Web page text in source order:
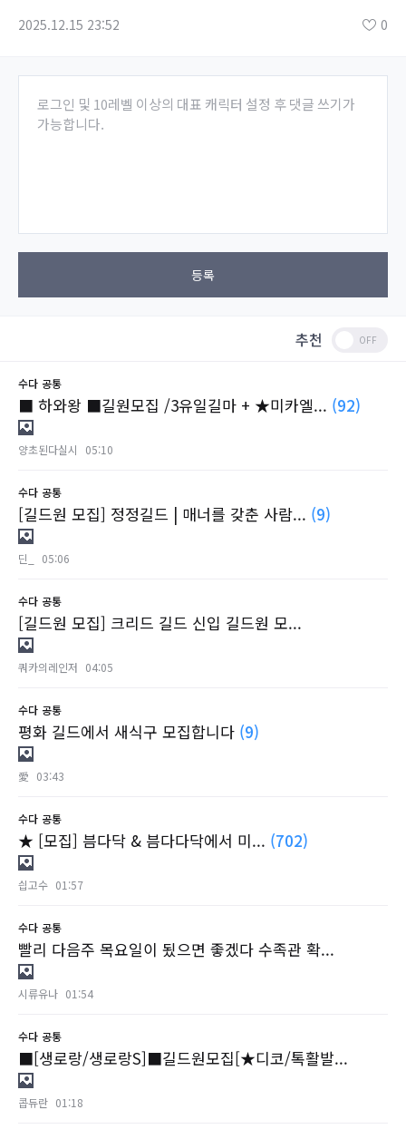
2025.12.15 23:52 0
로그인 및 10레벨 이상의 대표 캐릭터 설정 후 댓글 쓰기가
가능합니다.
등록
추천
수다 공통
■ 하와왕 ■길원모집 /3유일길마 + ★미카엘... (92)
양초된다실시 05:10
수다 공통
[길드원 모집] 정정길드 | 매너를 갖춘 사람... (9)
딘_ 05:06
수다 공통
[길드원 모집] 크리드 길드 신입 길드원 모...
쿼카의레인저 04:05
수다 공통
평화 길드에서 새식구 모집합니다 (9)
愛 03:43
수다 공통
★ [모집] 븜다닥 & 븜다다닥에서 미... (702)
싑고수 01:57
수다 공통
빨리 다음주 목요일이 됬으면 좋겠다 수족관 확...
시류유나 01:54
수다 공통
■[생로랑/생로랑S]■길드원모집[★디코/톡활발...
콥듀란 01:18